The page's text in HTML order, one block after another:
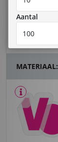
Aantal
MATERIAAL: